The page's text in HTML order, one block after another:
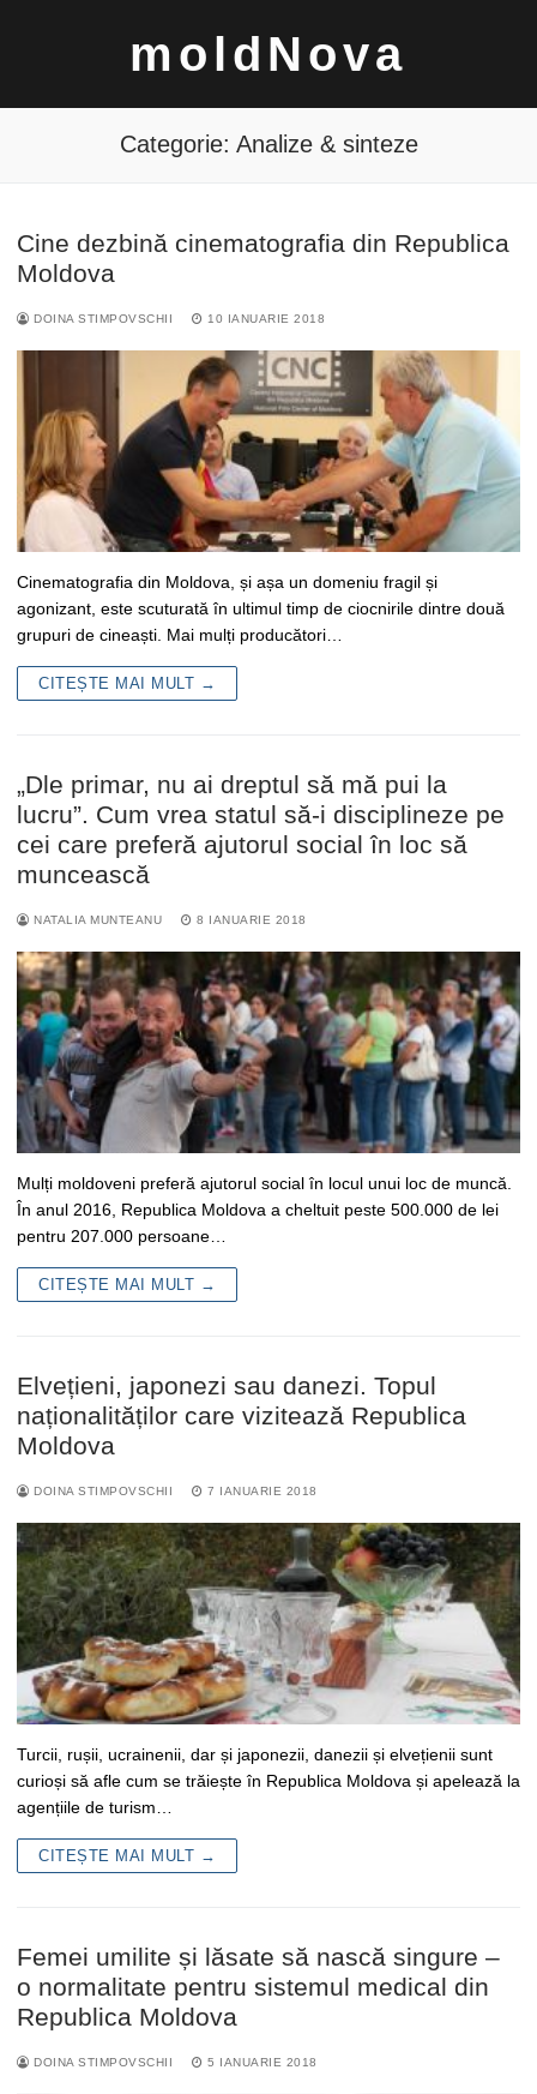
moldNova
Caută
Categorie: Analize & sinteze
Cine dezbină cinematografia din Republica
Moldova
DOINA STIMPOVSCHII 10 IANUARIE 2018
Cinematografia din Moldova, și așa un domeniu fragil și
agonizant, este scuturată în ultimul timp de ciocnirile dintre două
grupuri de cineaști. Mai mulți producători…
CITEȘTE MAI MULT →
„Dle primar, nu ai dreptul să mă pui la
lucru”. Cum vrea statul să-i disciplineze pe
cei care preferă ajutorul social în loc să
muncească
NATALIA MUNTEANU 8 IANUARIE 2018
Mulți moldoveni preferă ajutorul social în locul unui loc de muncă.
În anul 2016, Republica Moldova a cheltuit peste 500.000 de lei
pentru 207.000 persoane…
CITEȘTE MAI MULT →
Elvețieni, japonezi sau danezi. Topul
naționalităților care vizitează Republica
Moldova
DOINA STIMPOVSCHII 7 IANUARIE 2018
Turcii, rușii, ucrainenii, dar și japonezii, danezii și elvețienii sunt
curioși să afle cum se trăiește în Republica Moldova și apelează la
agențiile de turism…
CITEȘTE MAI MULT →
Femei umilite și lăsate să nască singure –
o normalitate pentru sistemul medical din
Republica Moldova
DOINA STIMPOVSCHII 5 IANUARIE 2018